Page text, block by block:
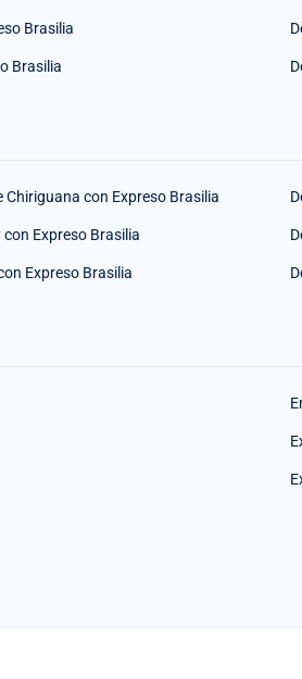
Brasilia
Brasilia
Chiriguana con Expreso Brasilia
con Expreso Brasilia
Expreso Brasilia